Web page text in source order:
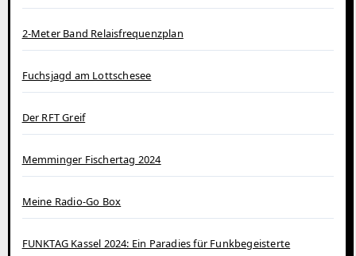
2-Meter Band Relaisfrequenzplan
Fuchsjagd am Lottschesee
Der RFT Greif
Memminger Fischertag 2024
Meine Radio-Go Box
FUNKTAG Kassel 2024: Ein Paradies für Funkbegeisterte